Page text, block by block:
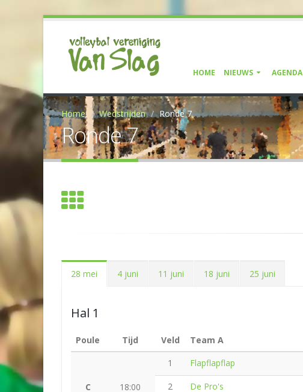
HOME NIEUWS AGENDA
Home Wedstrijden Ronde 7
Ronde 7
28 mei 4 juni 11 juni 18 juni 25 juni
Hal 1
Poule Tijd Veld Team A
C 18:00
1 Flapflapflap
2 De Pro's